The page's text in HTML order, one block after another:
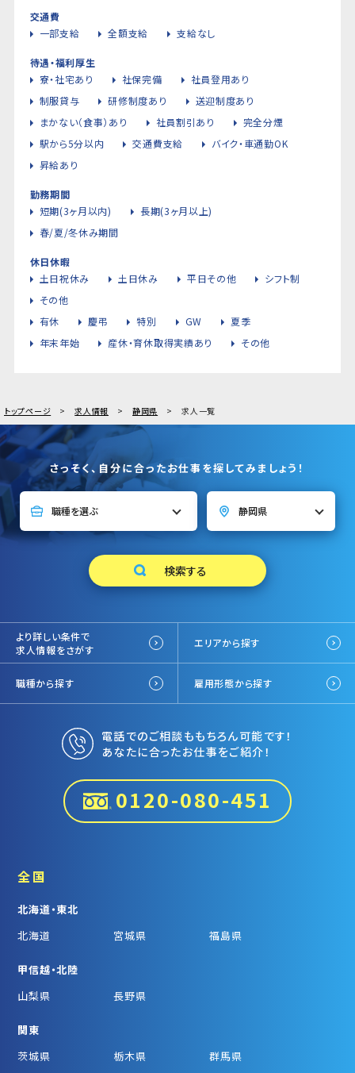
交通費
一部支給
全額支給 支給なし
待遇・福利厚生
寮・社宅あり
社保完備
社員登用あり
制服貸与
研修制度あり
送迎制度あり
まかない（食事）あり
社員割引あり
完全分煙
駅から5分以内
交通費支給
バイク・車通勤OK
昇給あり
勤務期間
短期(3ヶ月以内)
長期(3ヶ月以上)
春/夏/冬休み期間
休日休暇
土日祝休み
土日休み 平日その他
シフト制
その他
有休
慶弔 特別 GW
夏季
年末年始
産休・育休取得実績あり その他
トップページ 求人情報 静岡県 求人一覧
さっそく、自分に合ったお仕事を探してみましょう！
より詳しい条件で
求人情報をさがす
エリアから探す
職種から探す 雇用形態から探す
電話でのご相談ももちろん可能です！
あなたに合ったお仕事をご紹介！
0120-080-451
全国
北海道・東北
北海道
宮城県 福島県
甲信越・北陸
山梨県
長野県
関東
茨城県
栃木県
群馬県